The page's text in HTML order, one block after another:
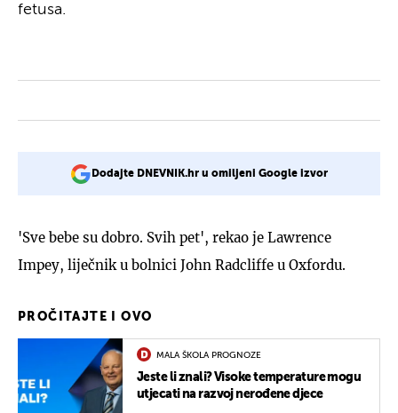
fetusa.
Dodajte DNEVNIK.hr u omiljeni Google izvor
'Sve bebe su dobro. Svih pet', rekao je Lawrence
Impey, liječnik u bolnici John Radcliffe u Oxfordu.
PROČITAJTE I OVO
MALA ŠKOLA PROGNOZE
Jeste li znali? Visoke temperature mogu
utjecati na razvoj nerođene djece